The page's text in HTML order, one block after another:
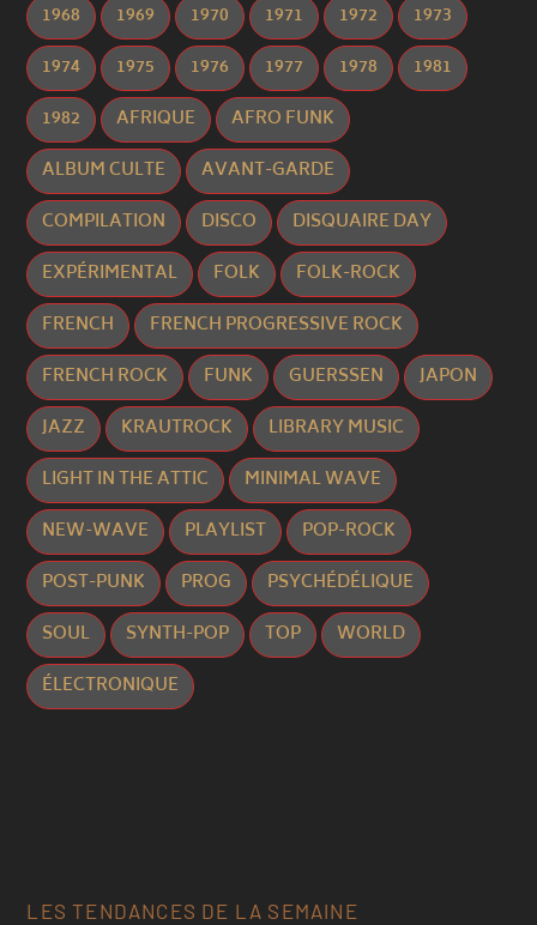
1968 1969 1970 1971 1972
1973
1974
1975 1976 1977 1978
1981
1982
AFRIQUE
AFRO FUNK
ALBUM CULTE
AVANT-GARDE
COMPILATION
DISCO
DISQUAIRE DAY
EXPÉRIMENTAL
FOLK
FOLK-ROCK
FRENCH
FRENCH PROGRESSIVE ROCK
FRENCH ROCK
FUNK GUERSSEN
JAPON
JAZZ
KRAUTROCK
LIBRARY MUSIC
LIGHT IN THE ATTIC
MINIMAL WAVE
NEW-WAVE
PLAYLIST
POP-ROCK
POST-PUNK
PROG
PSYCHÉDÉLIQUE
SOUL
SYNTH-POP TOP
WORLD
ÉLECTRONIQUE
LES TENDANCES DE LA SEMAINE